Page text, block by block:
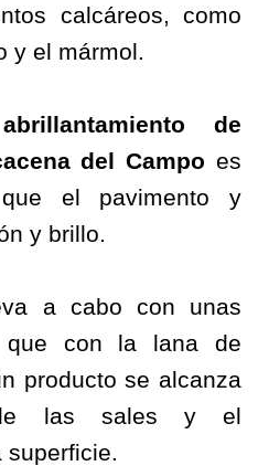
calcáreos, como
y el mármol.
abrillantamiento
de
del Campo es
el pavimento y
y brillo.
a cabo con unas
que con la lana de
producto se alcanza
de las sales y el
superficie.